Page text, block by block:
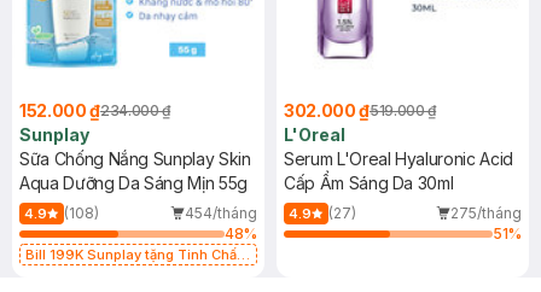
152.000 ₫234.000 ₫
Sunplay
Sữa Chống Nắng Sunplay Skin
Aqua Dưỡng Da Sáng Mịn 55g
4.9 (108)
454/tháng
48%
Bill 199K Sunplay tặng Tinh Chất
302.000 ₫519.000 ₫
L'Oreal
Serum L'Oreal Hyaluronic Acid
Cấp Ẩm Sáng Da 30ml
4.9 (27)
275/tháng
51%